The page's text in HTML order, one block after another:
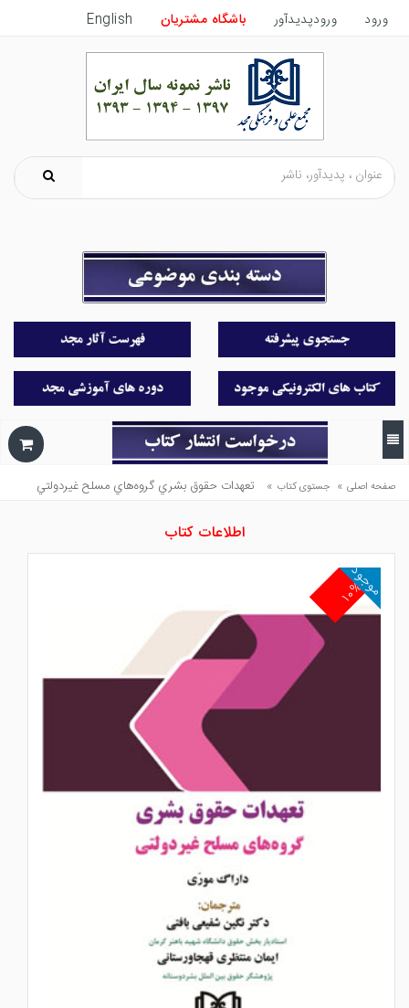
ورود ورودپدیدآور باشگاه مشتریان English
صفحه اصلی » جستوی کتاب » تعهدات حقوق بشري گروه‌هاي مسلح غيردولتي
اطلاعات کتاب
۱۰%
موجود